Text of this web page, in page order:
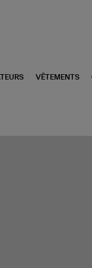
VÊTEMENTS